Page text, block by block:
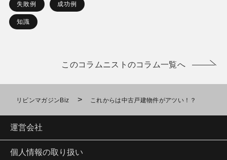
失敗例 成功例
知識
このコラムニストのコラム一覧へ
リビンマガジンBiz > これからは中古戸建物件がアツい！？
運営会社
個人情報の取り扱い